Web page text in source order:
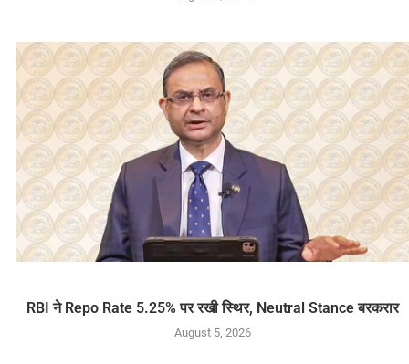
RBI ने Repo Rate 5.25% पर रखी स्थिर, Neutral Stance बरकरार
August 5, 2026